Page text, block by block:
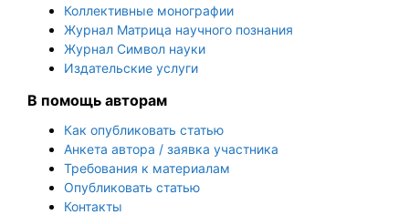
Коллективные монографии
Журнал Матрица научного познания
Журнал Символ науки
Издательские услуги
В помощь авторам
Как опубликовать статью
Анкета автора / заявка участника
Требования к материалам
Опубликовать статью
Контакты